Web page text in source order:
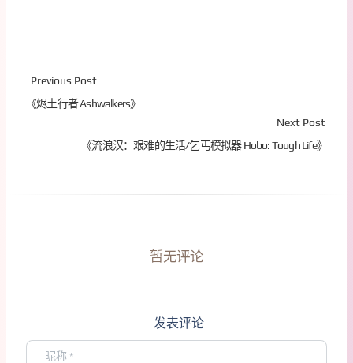
Previous Post
《烬土行者 Ashwalkers》
Next Post
《流浪汉：艰难的生活/乞丐模拟器 Hobo: Tough Life》
暂无评论
发表评论